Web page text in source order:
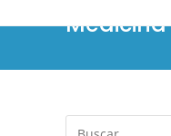
Medicina